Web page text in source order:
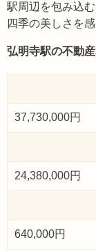
駅周辺を包み込
四季の美しさを
弘明寺駅の不動
37,730,000円
24,380,000円
640,000円